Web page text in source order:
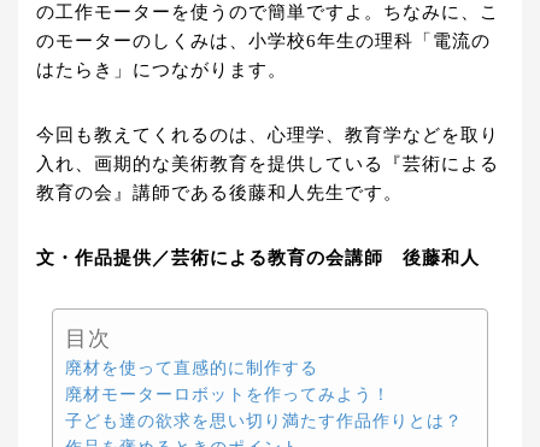
の工作モーターを使うので簡単ですよ。ちなみに、こ
のモーターのしくみは、小学校6年生の理科「電流の
はたらき」につながります。
今回も教えてくれるのは、心理学、教育学などを取り
入れ、画期的な美術教育を提供している『芸術による
教育の会』講師である後藤和人先生です。
文・作品提供／芸術による教育の会講師 後藤和人
目次
廃材を使って直感的に制作する
廃材モーターロボットを作ってみよう！
子ども達の欲求を思い切り満たす作品作りとは？